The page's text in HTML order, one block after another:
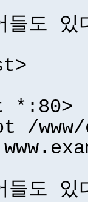
들도 있
*:80>
/
들도 있